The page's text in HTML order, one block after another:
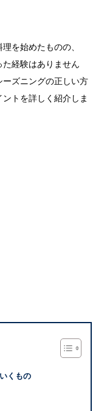
を始めたものの、
た経験はありません
ズニングの正しい方
トを詳しく紹介しま
くもの